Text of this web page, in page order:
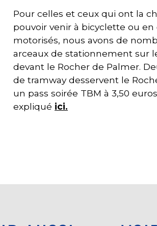
Pour celles et ceux qui ont la
pouvoir venir à bicyclette ou en
motorisés, nous avons de
arceaux de stationnement sur
devant le Rocher de Palmer.
de tramway desservent le
un pass soirée TBM à 3,50
expliqué ici.
Voir aussi